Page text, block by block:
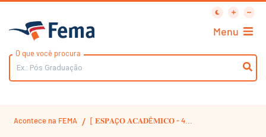
O que você procura
Menu
Acontece na FEMA / [ 𝐄𝐒𝐏𝐀Ç𝐎 𝐀𝐂𝐀𝐃Ê𝐌𝐈𝐂𝐎 - 4...